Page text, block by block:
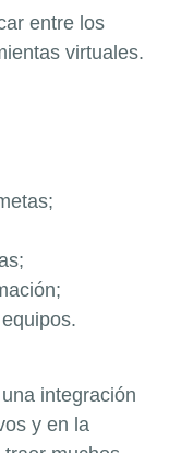
entre los
virtuales.
integración
y en la